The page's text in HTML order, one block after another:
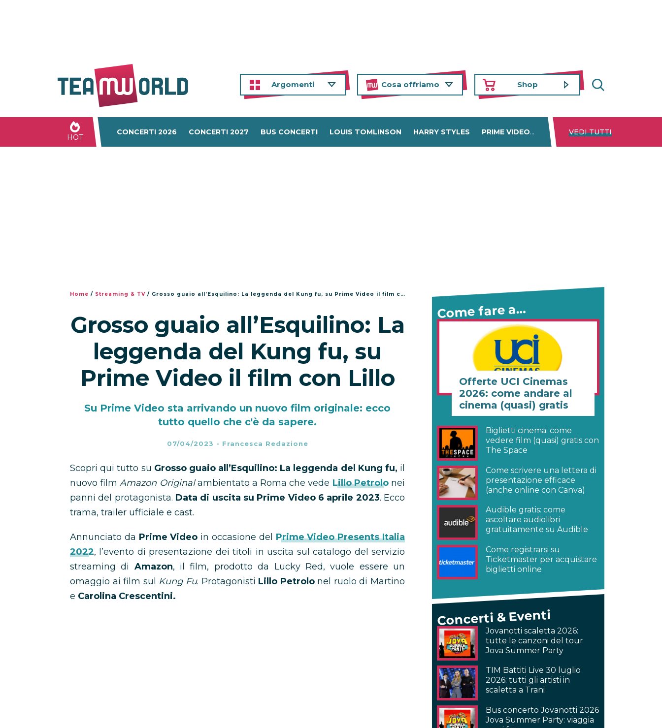
Argomenti Cosa offriamo Shop
HOT
CONCERTI 2026 CONCERTI 2027 BUS CONCERTI LOUIS TOMLINSON HARRY STYLES PRIME VIDEO DISNEY+ NETFLIX
VEDI TUTTI
Home / Streaming & TV / Grosso guaio all’Esquilino: La leggenda del Kung fu, su Prime Video il film con Lillo
Grosso guaio all’Esquilino: La
leggenda del Kung fu, su
Prime Video il film con Lillo
Su Prime Video sta arrivando un nuovo film originale: ecco
tutto quello che c'è da sapere.
07/04/2023 - Francesca Redazione
Scopri qui tutto su Grosso guaio all’Esquilino: La leggenda del Kung fu, il
nuovo filmAmazon Originalambientato a Roma che vede Lillo Petrolonei
panni del protagonista. Data di uscita su Prime Video 6 aprile 2023. Ecco
trama, trailer ufficiale e cast.
Annunciato da Prime Video in occasione del Prime Video Presents Italia
2022, l’evento di presentazione dei titoli in uscita sul catalogo del servizio
streaming di Amazon, il film, prodotto da Lucky Red, vuole essere un
omaggio ai film sul Kung Fu. Protagonisti Lillo Petrolonel ruolo di Martino
e Carolina Crescentini.
Come fare a…
Offerte UCI Cinemas
2026: come andare al
cinema (quasi) gratis
Biglietti cinema: come
vedere film (quasi) gratis con
The Space
Come scrivere una lettera di
presentazione efficace
(anche online con Canva)
Audible gratis: come
ascoltare audiolibri
gratuitamente su Audible
Come registrarsi su
Ticketmaster per acquistare
biglietti online
Concerti & Eventi
Jovanotti scaletta 2026:
tutte le canzoni del tour
Jova Summer Party
TIM Battiti Live 30 luglio
2026: tutti gli artisti in
scaletta a Trani
Bus concerto Jovanotti 2026
Jova Summer Party: viaggia